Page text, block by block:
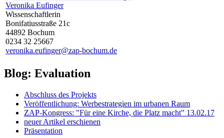
Veronika Eufinger
Wissenschaftlerin
Bonifatiusstraße 21c
44892 Bochum
0234 32 25667
veronika.eufinger@zap-bochum.de
Blog: Evaluation
Abschluss des Projekts
Veröffentlichung: Werbestrategien im urbanen Raum
ZAP-Kongress: "Für eine Kirche, die Platz macht" 13.02.17
neuer Artikel erschienen
Präsentation